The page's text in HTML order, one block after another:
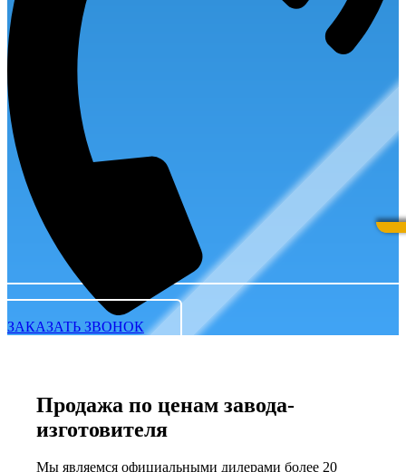
ЗАКАЗАТЬ ЗВОНОК
Продажа по ценам завода-
изготовителя
Мы являемся официальными дилерами более 20